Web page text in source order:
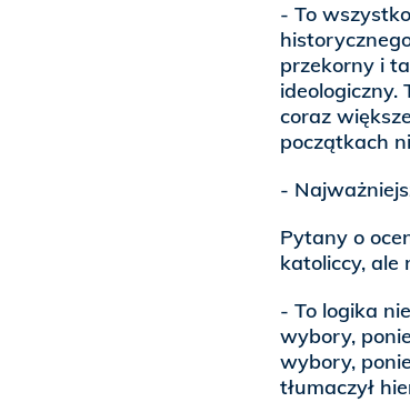
- To
przekorny i
ideologiczny.
coraz
początkach
-
Pytany o
katoliccy, ale
- To logika
wybory,
wybory,
tłumaczył